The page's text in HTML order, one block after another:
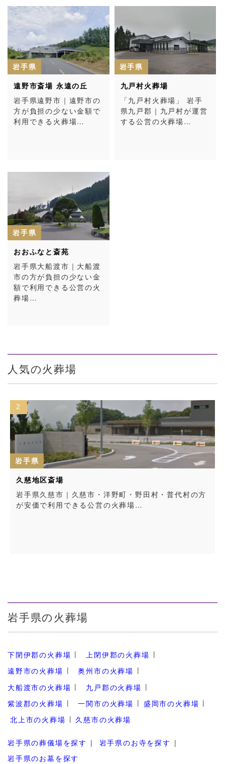
岩手県
遠野市斎場 永遠の丘
岩手県遠野市｜遠野市の
方が負担の少ない金額で
利用できる火葬場…
岩手県
九戸村火葬場
「九戸村火葬場」 岩手
県九戸郡｜九戸村が運営
する公営の火葬場…
岩手県
おおふなと斎苑
岩手県大船渡市｜大船渡
市の方が負担の少ない金
額で利用できる公営の火
葬場…
人気の火葬場
場
市｜久慈市・洋野町・野田村・普代村の方
利用できる公営の火葬場…
岩手県
岩手県北上
岩手県の火葬場
下閉伊郡の火葬場
上閉伊郡の火葬場
遠野市の火葬場
奥州市の火葬場
大船渡市の火葬場
九戸郡の火葬場
紫波郡の火葬場
一関市の火葬場
盛岡市の火葬場
北上市の火葬場
久慈市の火葬場
岩手県の葬儀場を探す
岩手県のお寺を探す
岩手県のお墓を探す